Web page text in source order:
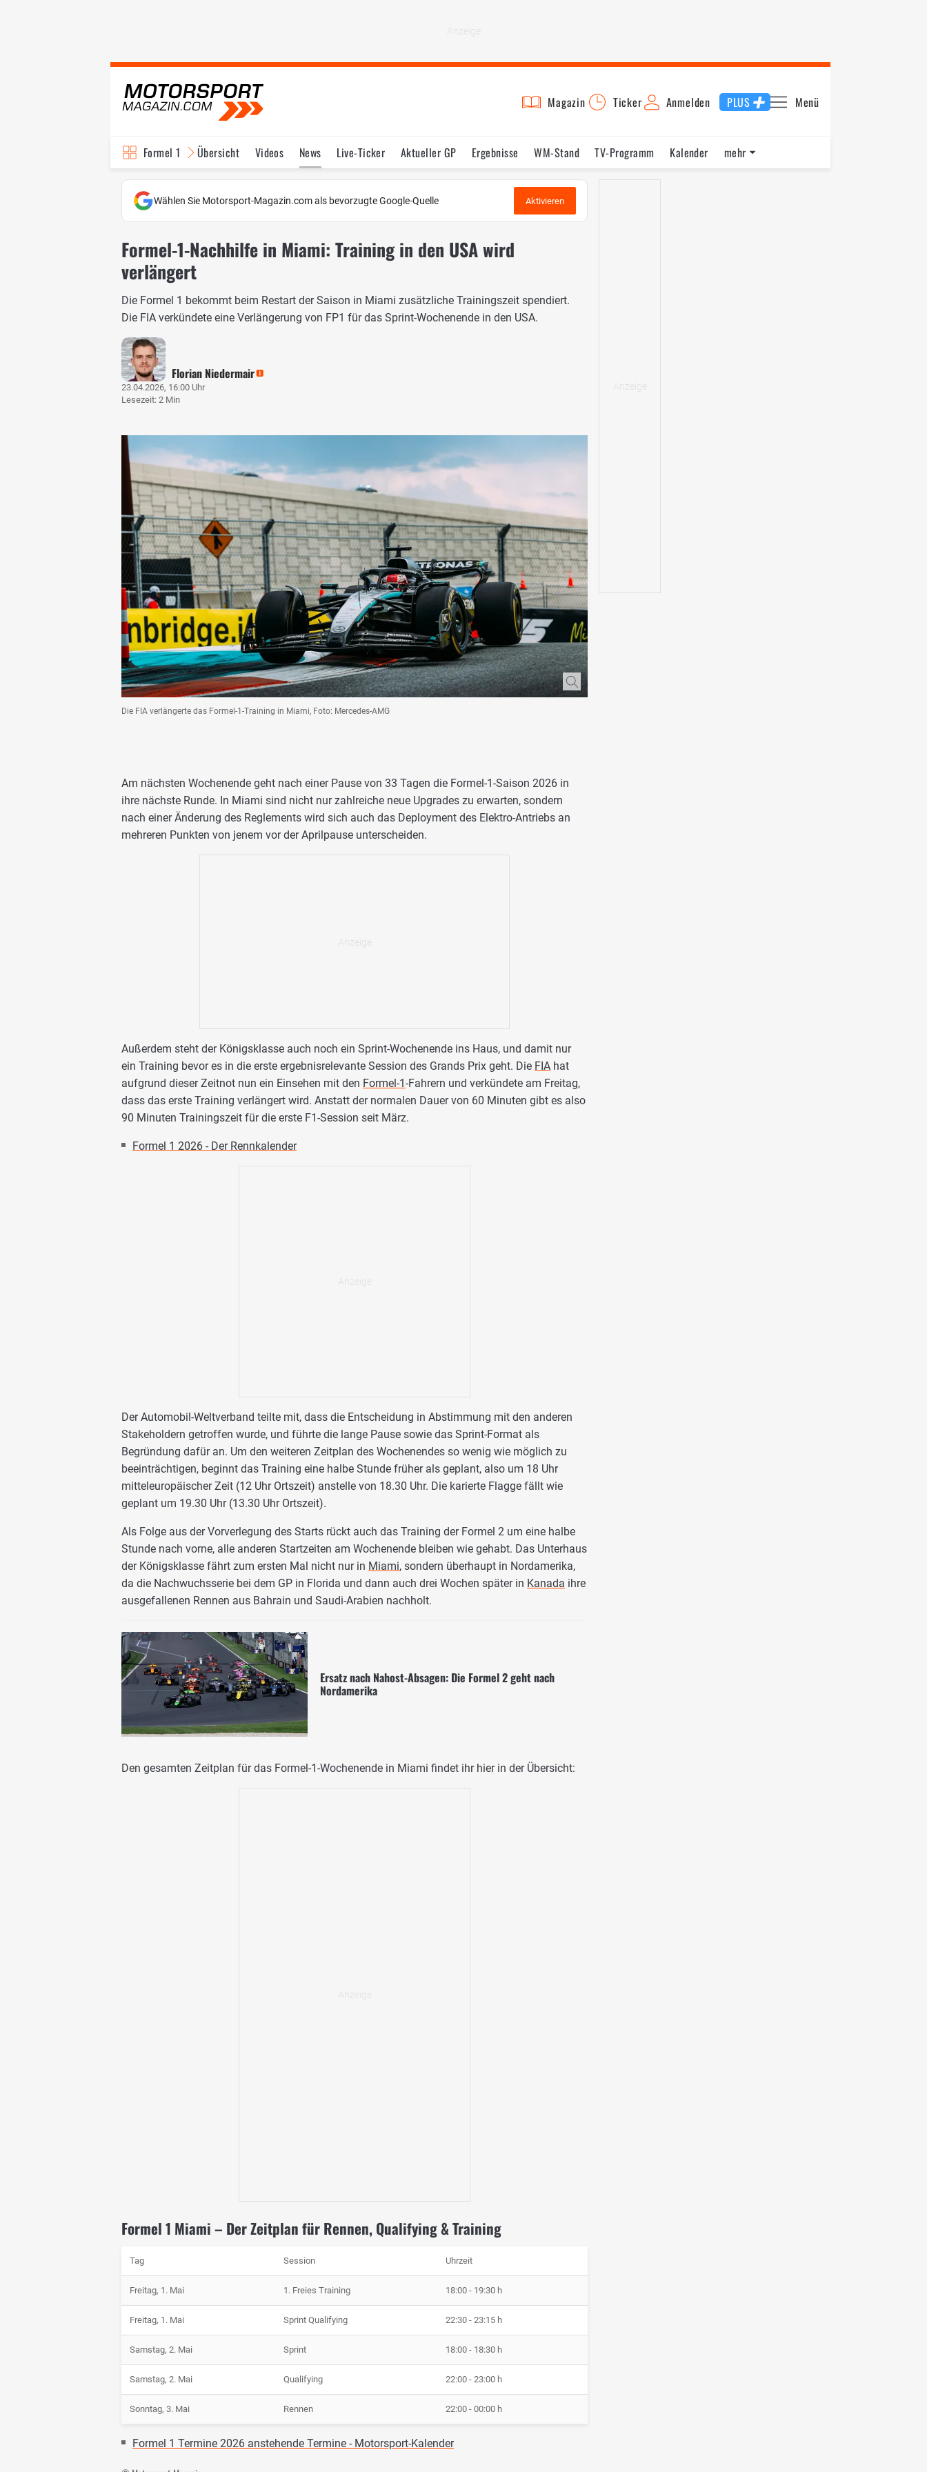
Magazin Ticker Anmelden PLUS Menü
Formel 1 Übersicht Videos News Live-Ticker Aktueller GP Ergebnisse WM-Stand TV-Programm
Kalender
Fahrer & Teams
Bilder Termine Statistik Testfahrten Reglement Lexikon
mehr
Wählen Sie Motorsport-Magazin.com als bevorzugte Google-Quelle Aktivieren
Formel-1-Nachhilfe in Miami: Training in den USA wird
verlängert
Die Formel 1 bekommt beim Restart der Saison in Miami zusätzliche Trainingszeit spendiert.
Die FIA verkündete eine Verlängerung von FP1 für das Sprint-Wochenende in den USA.
Florian Niedermair
23.04.2026, 16:00 Uhr
Lesezeit: 2 Min
Die FIA verlängerte das Formel-1-Training in Miami, Foto: Mercedes-AMG
Am nächsten Wochenende geht nach einer Pause von 33 Tagen die Formel-1-Saison 2026 in
ihre nächste Runde. In Miami sind nicht nur zahlreiche neue Upgrades zu erwarten, sondern
nach einer Änderung des Reglements wird sich auch das Deployment des Elektro-Antriebs an
mehreren Punkten von jenem vor der Aprilpause unterscheiden.
Außerdem steht der Königsklasse auch noch ein Sprint-Wochenende ins Haus, und damit nur
ein Training bevor es in die erste ergebnisrelevante Session des Grands Prix geht. Die FIA hat
aufgrund dieser Zeitnot nun ein Einsehen mit den Formel-1-Fahrern und verkündete am Freitag,
dass das erste Training verlängert wird. Anstatt der normalen Dauer von 60 Minuten gibt es also
90 Minuten Trainingszeit für die erste F1-Session seit März.
Formel 1 2026 - Der Rennkalender
Der Automobil-Weltverband teilte mit, dass die Entscheidung in Abstimmung mit den anderen
Stakeholdern getroffen wurde, und führte die lange Pause sowie das Sprint-Format als
Begründung dafür an. Um den weiteren Zeitplan des Wochenendes so wenig wie möglich zu
beeinträchtigen, beginnt das Training eine halbe Stunde früher als geplant, also um 18 Uhr
mitteleuropäischer Zeit (12 Uhr Ortszeit) anstelle von 18.30 Uhr. Die karierte Flagge fällt wie
geplant um 19.30 Uhr (13.30 Uhr Ortszeit).
Als Folge aus der Vorverlegung des Starts rückt auch das Training der Formel 2 um eine halbe
Stunde nach vorne, alle anderen Startzeiten am Wochenende bleiben wie gehabt. Das Unterhaus
der Königsklasse fährt zum ersten Mal nicht nur in Miami, sondern überhaupt in Nordamerika,
da die Nachwuchsserie bei dem GP in Florida und dann auch drei Wochen später in Kanada ihre
ausgefallenen Rennen aus Bahrain und Saudi-Arabien nachholt.
Ersatz nach Nahost-Absagen: Die Formel 2 geht nach
Nordamerika
Den gesamten Zeitplan für das Formel-1-Wochenende in Miami findet ihr hier in der Übersicht:
Formel 1 Miami – Der Zeitplan für Rennen, Qualifying & Training
Tag Session Uhrzeit
Freitag, 1. Mai 1. Freies Training 18:00 - 19:30 h
Freitag, 1. Mai Sprint Qualifying 22:30 - 23:15 h
Samstag, 2. Mai Sprint 18:00 - 18:30 h
Samstag, 2. Mai Qualifying 22:00 - 23:00 h
Sonntag, 3. Mai Rennen 22:00 - 00:00 h
Formel 1 Termine 2026 anstehende Termine - Motorsport-Kalender